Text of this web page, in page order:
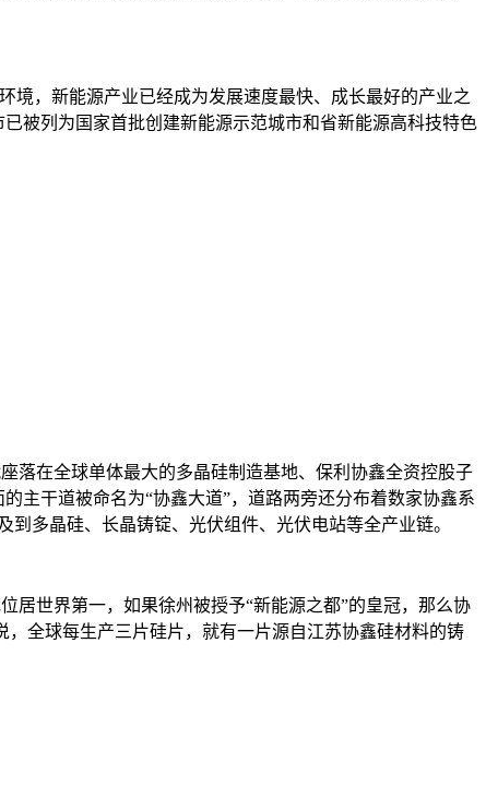
，新能源产业已经成为发展速度最快、成长最好的产业之
被列为国家首批创建新能源示范城市和省新能源高科技特色
在全球单体最大的多晶硅制造基地、保利协鑫全资控股子
干道被命名为“协鑫大道”，道路两旁还分布着数家协鑫系
多晶硅、长晶铸锭、光伏组件、光伏电站等全产业链。
世界第一，如果徐州被授予“新能源之都”的皇冠，那么协
全球每生产三片硅片，就有一片源自江苏协鑫硅材料的铸